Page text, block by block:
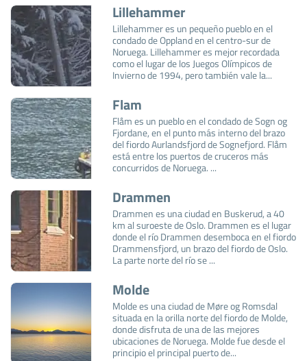
Lillehammer
Lillehammer es un pequeño pueblo en el
condado de Oppland en el centro-sur de
Noruega. Lillehammer es mejor recordada
como el lugar de los Juegos Olímpicos de
Invierno de 1994, pero también vale la...
Flam
Flåm es un pueblo en el condado de Sogn og
Fjordane, en el punto más interno del brazo
del fiordo Aurlandsfjord de Sognefjord. Flåm
está entre los puertos de cruceros más
concurridos de Noruega. ...
Drammen
Drammen es una ciudad en Buskerud, a 40
km al suroeste de Oslo. Drammen es el lugar
donde el río Drammen desemboca en el fiordo
Drammensfjord, un brazo del fiordo de Oslo.
La parte norte del río se ...
Molde
Molde es una ciudad de Møre og Romsdal
situada en la orilla norte del fiordo de Molde,
donde disfruta de una de las mejores
ubicaciones de Noruega. Molde fue desde el
principio el principal puerto de...